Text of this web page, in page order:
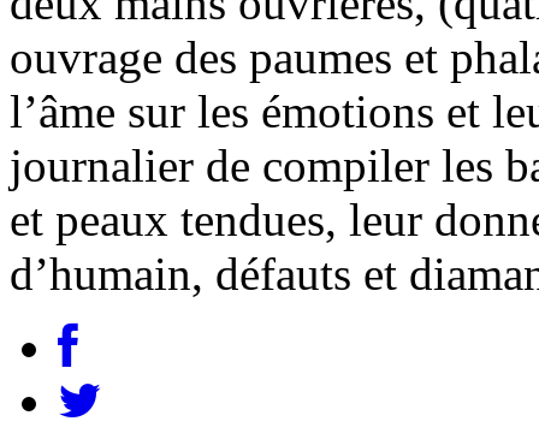
ouvrage des paumes et
l’âme sur les émotions et
journalier de compiler les
et peaux tendues, leur
d’humain, défauts et